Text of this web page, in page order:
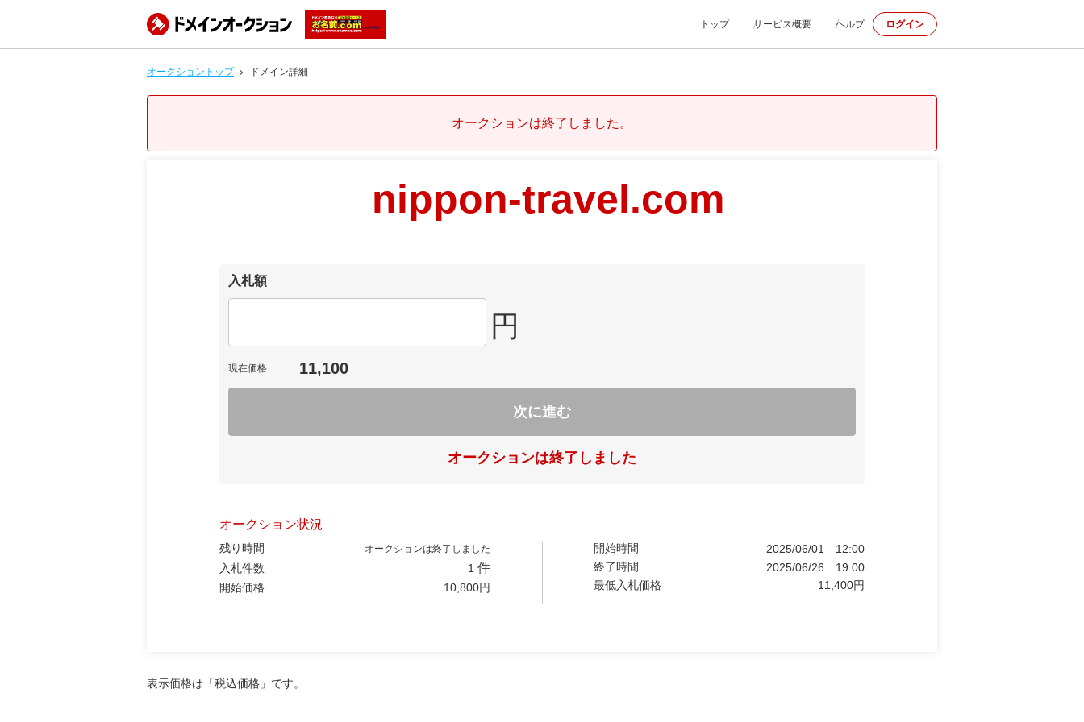
トップ サービス概要 ヘルプ ログイン
オークショントップ ドメイン詳細
オークションは終了しました。
nippon-travel.com
入札額
円
現在価格 11,100
次に進む
オークションは終了しました
オークション状況
残り時間 オークションは終了しました
入札件数 1 件
開始価格 10,800円
開始時間 2025/06/01
12:00
終了時間
2025/06/26
19:00
最低入札価格
11,400円
表示価格は「税込価格」です。